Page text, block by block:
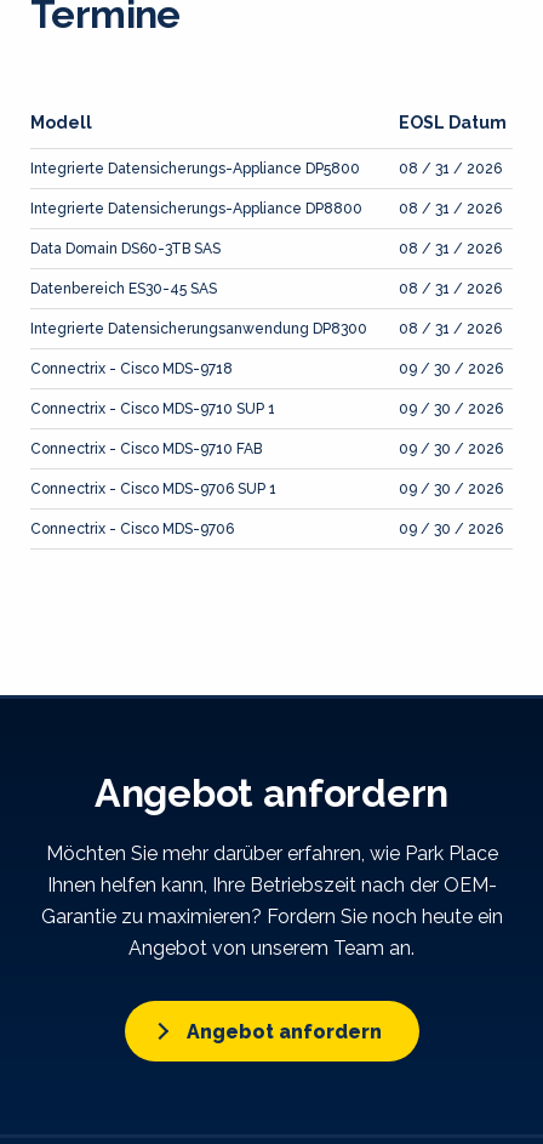
Termine
Modell EOSL Datum
Integrierte Datensicherungs-Appliance DP5800 08 / 31 / 2026
Integrierte Datensicherungs-Appliance DP8800 08 / 31 / 2026
Data Domain DS60-3TB SAS 08 / 31 / 2026
Datenbereich ES30-45 SAS 08 / 31 / 2026
Integrierte Datensicherungsanwendung DP8300 08 / 31 / 2026
Connectrix - Cisco MDS-9718 09 / 30 / 2026
Connectrix - Cisco MDS-9710 SUP 1 09 / 30 / 2026
Connectrix - Cisco MDS-9710 FAB 09 / 30 / 2026
Connectrix - Cisco MDS-9706 SUP 1 09 / 30 / 2026
Connectrix - Cisco MDS-9706 09 / 30 / 2026
Angebot anfordern
Möchten Sie mehr darüber erfahren, wie Park Place
Ihnen helfen kann, Ihre Betriebszeit nach der OEM-
Garantie zu maximieren? Fordern Sie noch heute ein
Angebot von unserem Team an.
Angebot anfordern